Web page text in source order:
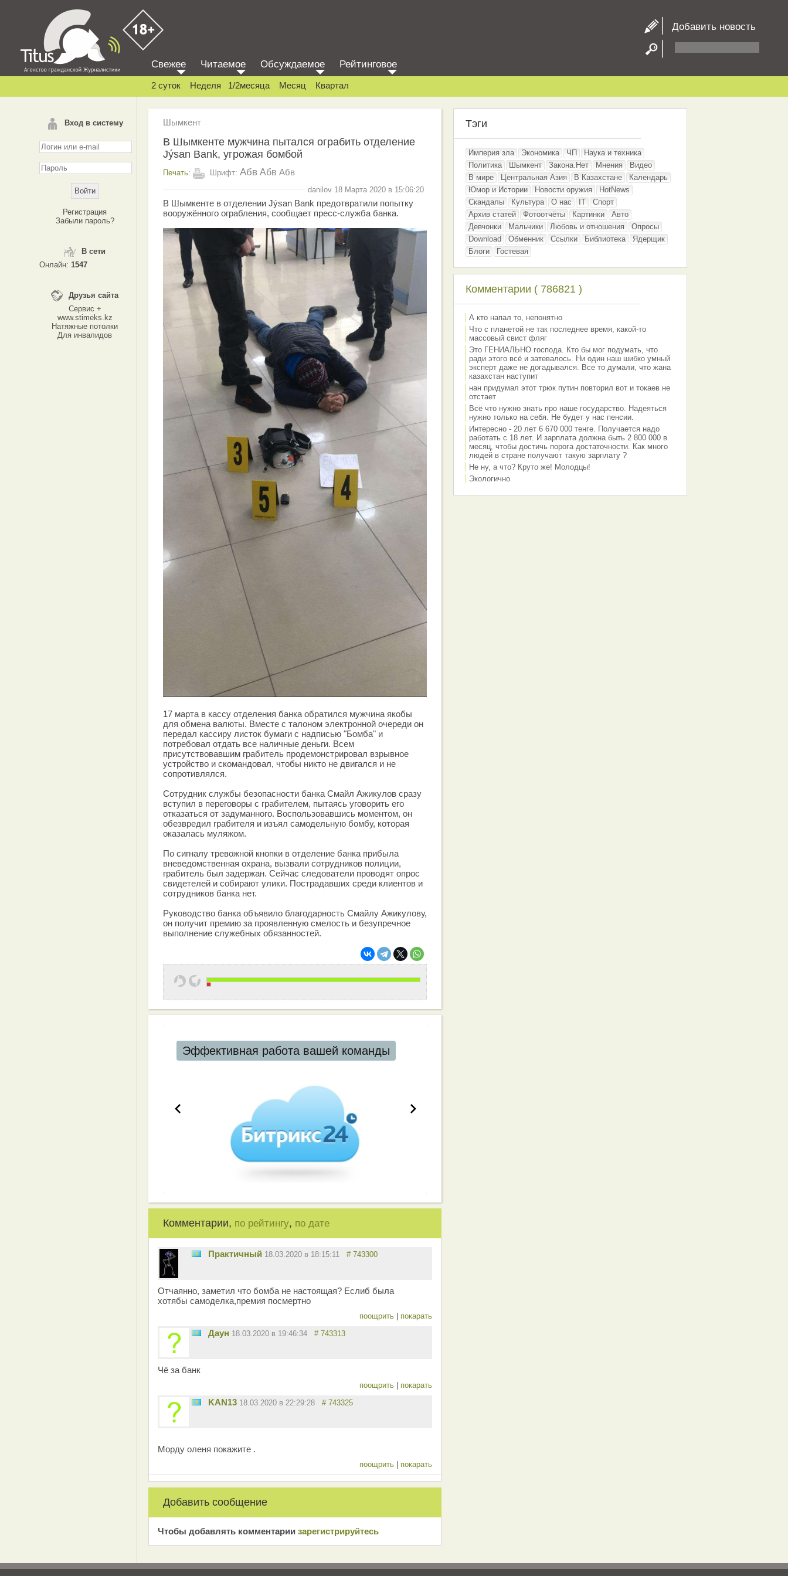
Добавить новость
Вход в систему
Регистрация
Забыли пароль?
В сети
Онлайн: 1547
Друзья сайта
Сервис +
www.stimeks.kz
Натяжные потолки
Для инвалидов
Свежее Читаемое Обсуждаемое Рейтинговое
2 суток Неделя 1/2месяца Месяц Квартал
Шымкент
В Шымкенте мужчина пытался ограбить отделение
Jýsan Bank, угрожая бомбой
Печать: Шрифт: Абв Абв Абв
danilov 18 Марта 2020 в 15:06:20
В Шымкенте в отделении Jýsan Bank предотвратили попытку
вооружённого ограбления, сообщает пресс-служба банка.
17 марта в кассу отделения банка обратился мужчина якобы
для обмена валюты. Вместе с талоном электронной очереди он
передал кассиру листок бумаги с надписью "Бомба" и
потребовал отдать все наличные деньги. Всем
присутствовавшим грабитель продемонстрировал взрывное
устройство и скомандовал, чтобы никто не двигался и не
сопротивлялся.
Сотрудник службы безопасности банка Смайл Ажикулов сразу
вступил в переговоры с грабителем, пытаясь уговорить его
отказаться от задуманного. Воспользовавшись моментом, он
обезвредил грабителя и изъял самодельную бомбу, которая
оказалась муляжом.
По сигналу тревожной кнопки в отделение банка прибыла
вневедомственная охрана, вызвали сотрудников полиции,
грабитель был задержан. Сейчас следователи проводят опрос
свидетелей и собирают улики. Пострадавших среди клиентов и
сотрудников банка нет.
Руководство банка объявило благодарность Смайлу Ажикулову,
он получит премию за проявленную смелость и безупречное
выполнение служебных обязанностей.
Эффективная работа вашей команды
Комментарии, по рейтингу, по дате
Практичный 18.03.2020 в 18:15:11 # 743300
Отчаянно, заметил что бомба не настоящая? Еслиб была
хотябы самоделка,премия посмертно
поощрить покарать
Даун 18.03.2020 в 19:46:34 # 743313
Чё за банк
поощрить покарать
KAN13 18.03.2020 в 22:29:28 # 743325
Морду оленя покажите .
поощрить покарать
Добавить сообщение
Чтобы добавлять комментарии зарeгиcтрирyйтeсь
Тэги
Империя зла Экономика ЧП
Наука и техника
Политика
Шымкент Закона.Нет Мнения
Видео
В мире
Центральная Азия В Казахстане
Календарь
Юмор и Истории
Новости оружия
HotNews
Скандалы
Культура О нас IT
Спорт
Архив статей
Фотоотчёты Картинки
Авто
Девчонки
Мальчики Любовь и отношения
Опросы
Download
Обменник Ссылки Библиотека
Ядерщик
Блоги
Гостевая
Комментарии ( 786821 )
А кто напал то, непонятно
Что с планетой не так последнее время, какой-то
массовый свист фляг
Это ГЕНИАЛЬНО господа. Кто бы мог подумать, что
ради этого всё и затевалось. Ни один наш шибко умный
эксперт даже не догадывался. Все то думали, что жана
казахстан наступит
нан придумал этот трюк путин повторил вот и токаев не
отстает
Всё что нужно знать про наше государство. Надеяться
нужно только на себя. Не будет у нас пенсии.
Интересно - 20 лет 6 670 000 тенге. Получается надо
работать с 18 лет. И зарплата должна быть 2 800 000 в
месяц, чтобы достичь порога достаточности. Как много
людей в стране получают такую зарплату ?
Не ну, а что? Круто же! Молодцы!
Экологично